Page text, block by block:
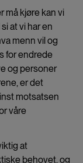
må kjøre kan vi
at vi har en
menn vil og
for endrede
og personer
er det
motsatsen
våre
at
behovet, og